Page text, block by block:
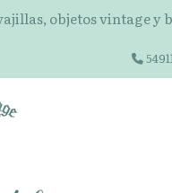
objetos vintage y